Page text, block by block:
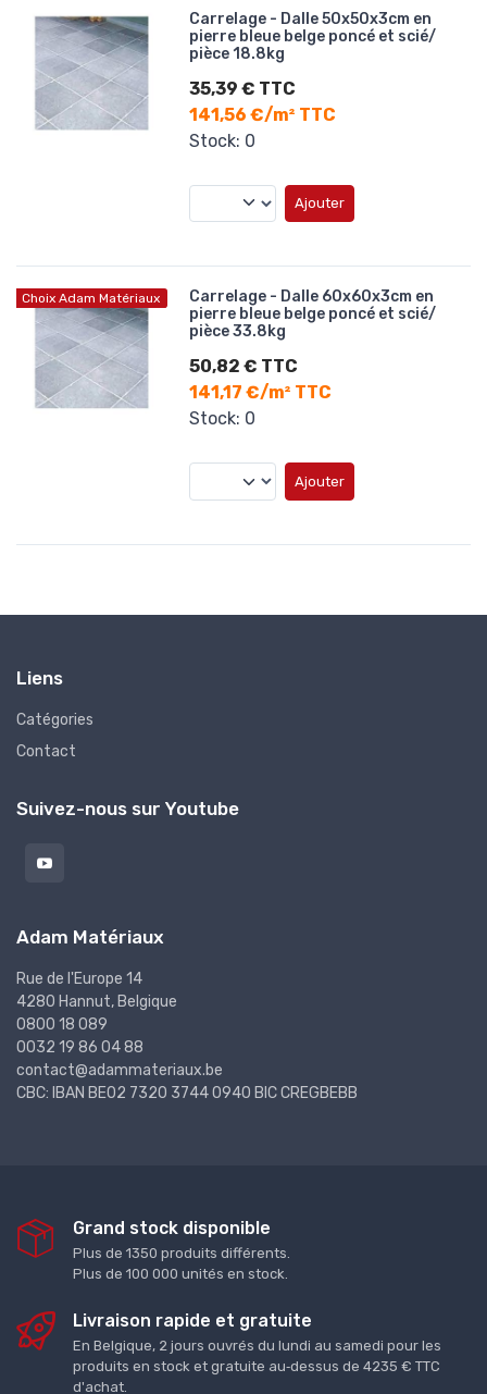
Carrelage - Dalle 50x50x3cm en
pierre bleue belge poncé et scié/
pièce 18.8kg
35,39 € TTC
141,56 €/m² TTC
Stock: 0
Ajouter
Choix Adam Matériaux
Carrelage - Dalle 60x60x3cm en
pierre bleue belge poncé et scié/
pièce 33.8kg
50,82 € TTC
141,17 €/m² TTC
Stock: 0
Ajouter
Liens
Catégories
Contact
Suivez-nous sur Youtube
Adam Matériaux
Rue de l'Europe 14
4280 Hannut, Belgique
0800 18 089
0032 19 86 04 88
contact@adammateriaux.be
CBC: IBAN BE02 7320 3744 0940 BIC CREGBEBB
Grand stock disponible
Plus de 1350 produits différents.
Plus de 100 000 unités en stock.
Livraison rapide et gratuite
En Belgique, 2 jours ouvrés du lundi au samedi pour les
produits en stock et gratuite au‑dessus de 4235 € TTC
d'achat.